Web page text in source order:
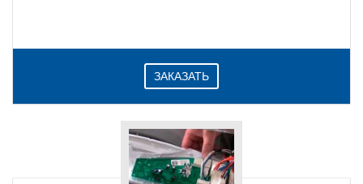
ЗАКАЗАТЬ